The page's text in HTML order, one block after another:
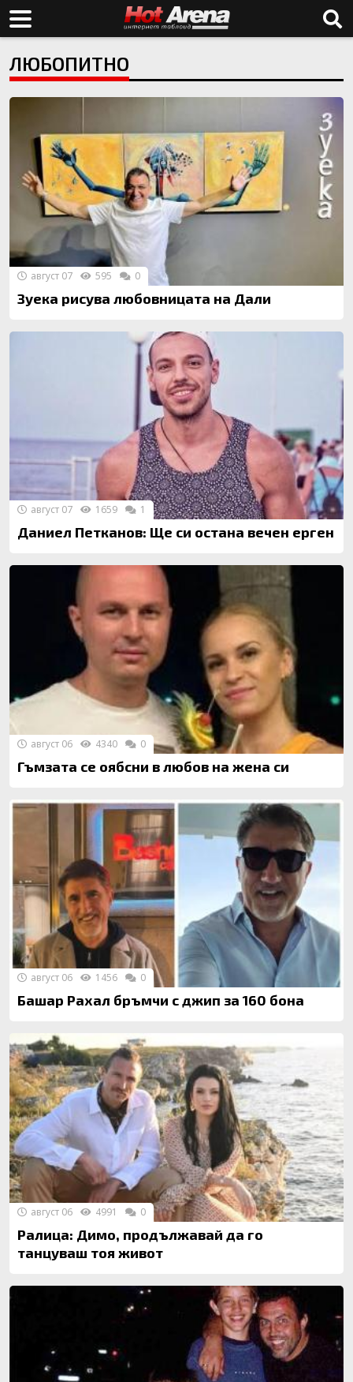
ЛЮБОПИТНО
Зуека рисува любовницата на Дали
август 07 595 0
Даниел Петканов: Ще си остана вечен ерген
август 07 1659 1
Гъмзата се оябсни в любов на жена си
август 06 4340 0
Башар Рахал бръмчи с джип за 160 бона
август 06 1456 0
Ралица: Димо, продължавай да го
танцуваш тоя живот
август 06 4991 0